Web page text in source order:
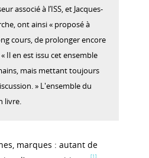
associé à l’ISS, et Jacques-
ont ainsi « proposé à
cours, de prolonger encore
Il en est issu cet ensemble
mais mettant toujours
» L'ensemble du
livre.
marques : autant de
[1]